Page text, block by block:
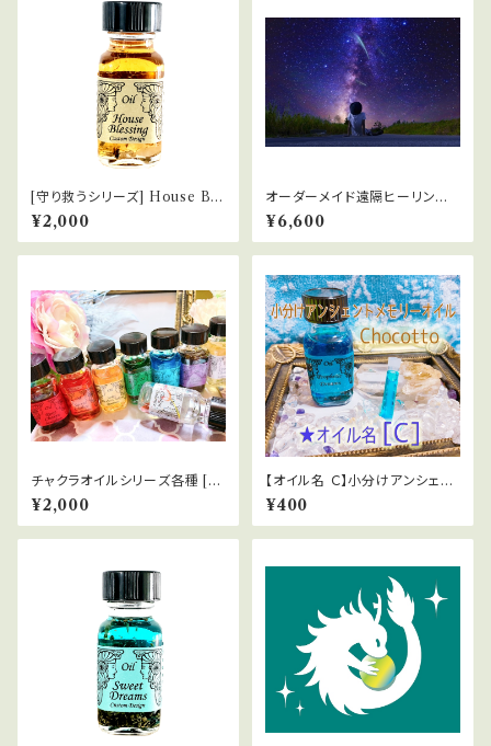
[守り救うシリーズ] House Ble
ssing 家のお清め
¥2,000
オーダーメイド遠隔ヒーリング
【60分】
¥6,600
チャクラオイルシリーズ各種 [第
1～第7チャクラ]
¥2,000
【オイル名 Ｃ】小分けアンシェン
トメモリーオイルChocotto
¥400